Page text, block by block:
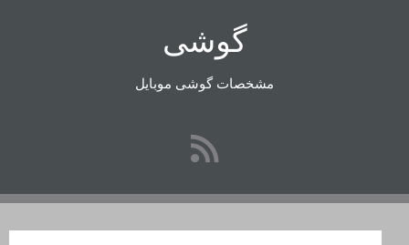
گوشی
مشخصات گوشی موبایل